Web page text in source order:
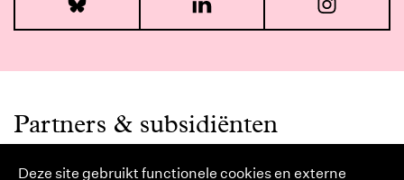
Deze site gebruikt functionele cookies en externe
Partners & subsidiënten